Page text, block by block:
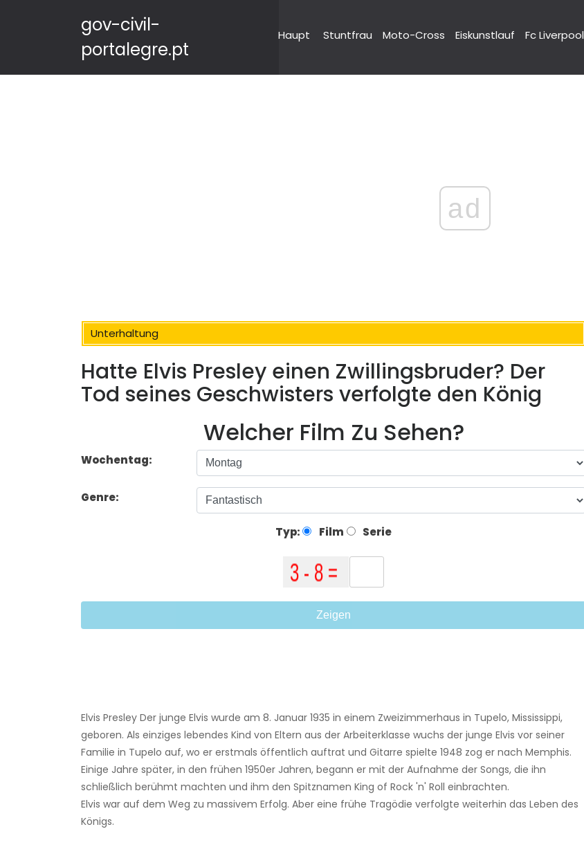
gov-civil-
portalegre.pt
Haupt Stuntfrau Moto-Cross Eiskunstlauf Fc Liverpool
ad
Unterhaltung
Hatte Elvis Presley einen Zwillingsbruder? Der
Tod seines Geschwisters verfolgte den König
Welcher Film Zu Sehen?
Wochentag:
Genre:
Typ: Film Serie
Zeigen
Elvis Presley Der junge Elvis wurde am 8. Januar 1935 in einem Zweizimmerhaus in Tupelo, Mississippi,
geboren. Als einziges lebendes Kind von Eltern aus der Arbeiterklasse wuchs der junge Elvis vor seiner
Familie in Tupelo auf, wo er erstmals öffentlich auftrat und Gitarre spielte 1948 zog er nach Memphis.
Einige Jahre später, in den frühen 1950er Jahren, begann er mit der Aufnahme der Songs, die ihn
schließlich berühmt machten und ihm den Spitznamen King of Rock 'n' Roll einbrachten.
Elvis war auf dem Weg zu massivem Erfolg. Aber eine frühe Tragödie verfolgte weiterhin das Leben des
Königs.